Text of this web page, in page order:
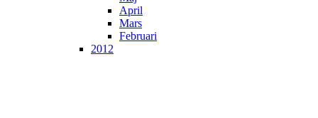
April
Mars
Februari
2012